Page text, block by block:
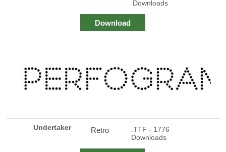
Downloads
Download
Undertaker Retro
.TTF - 1776
Downloads